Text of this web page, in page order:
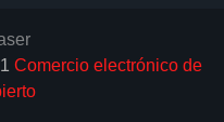
Comercio electrónico de